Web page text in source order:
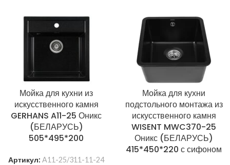
Мойка для кухни из
искусственного камня
GERHANS A11-25 Оникс
(БЕЛАРУСЬ)
505*495*200
Артикул: A11-25/311-11-24
Мойка для кухни
подстольного монтажа из
искусственного камня
WISENT MWC370-25
Оникс (БЕЛАРУСЬ)
415*450*220 с сифоном